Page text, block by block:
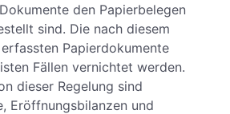
den Papierbelegen
sind. Die nach diesem
Papierdokumente
Fällen vernichtet werden.
dieser Regelung sind
Eröffnungsbilanzen und